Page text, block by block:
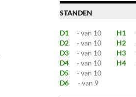
STANDEN
D1 - van 10 H1
D2
- van 10 H2
D3
- van 10 H3
D4
- van 10 H4
D5
- van 10
D6
- van 9